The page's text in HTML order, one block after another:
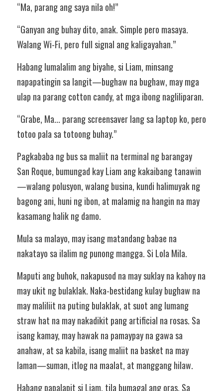
“Ma, parang ang saya nila oh!”
“Ganyan ang buhay dito, anak. Simple pero masaya.
Walang Wi-Fi, pero full signal ang kaligayahan.”
Habang lumalalim ang biyahe, si Liam, minsang
napapatingin sa langit—bughaw na bughaw, may mga
ulap na parang cotton candy, at mga ibong nagliliparan.
“Grabe, Ma... parang screensaver lang sa laptop ko, pero
totoo pala sa totoong buhay.”
Pagkababa ng bus sa maliit na terminal ng barangay
San Roque, bumungad kay Liam ang kakaibang tanawin
—walang polusyon, walang busina, kundi halimuyak ng
bagong ani, huni ng ibon, at malamig na hangin na may
kasamang halik ng damo.
Mula sa malayo, may isang matandang babae na
nakatayo sa ilalim ng punong mangga. Si Lola Mila.
Maputi ang buhok, nakapusod na may suklay na kahoy na
may ukit ng bulaklak. Naka-bestidang kulay bughaw na
may maliliit na puting bulaklak, at suot ang lumang
straw hat na may nakadikit pang artificial na rosas. Sa
isang kamay, may hawak na pamaypay na gawa sa
anahaw, at sa kabila, isang maliit na basket na may
laman—suman, itlog na maalat, at manggang hilaw.
Habang papalapit si Liam, tila bumagal ang oras. Sa